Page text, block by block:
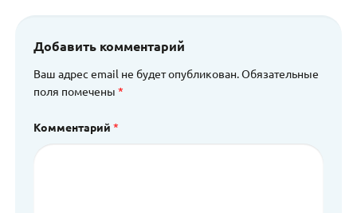
Добавить комментарий
Ваш адрес email не будет опубликован.Обязательные
поля помечены *
Комментарий *